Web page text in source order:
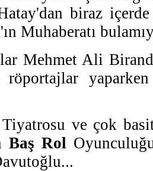
biraz
Muhaberatı
Mehmet Ali
ve çok
Baş Rol